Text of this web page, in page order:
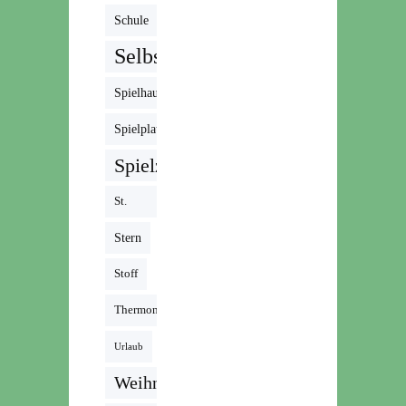
Schule
Selbstgemacht
Spielhaus
Spielplatz
Spielzeug
St.
Martin
Stern
Stoff
Thermomix
Urlaub
Weihnachten